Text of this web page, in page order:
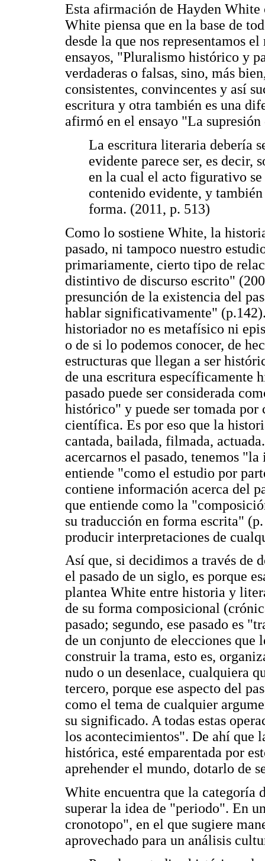
Esta afirmación de Hayden White
White piensa que en la base de
desde la que nos representamos
ensayos, "Pluralismo histórico y
verdaderas o falsas, sino, más
consistentes, convincentes y así
escritura y otra también es una
afirmó en el ensayo "La
La escritura literaria debería
evidente parece ser, es decir,
en la cual el acto figurativo
contenido evidente, y
forma. (2011, p. 513)
Como lo sostiene White, la
pasado, ni tampoco nuestro
primariamente, cierto tipo de
distintivo de discurso escrito"
presunción de la existencia del
hablar significativamente"
historiador no es metafísico ni
o de si lo podemos conocer, de
estructuras que llegan a ser
de una escritura específicamente
pasado puede ser considerada
histórico" y puede ser tomada
científica. Es por eso que la
cantada, bailada, filmada,
acercarnos el pasado, tenemos
entiende "como el estudio por
contiene información acerca del
que entiende como la
su traducción en forma escrita"
producir interpretaciones de
Así que, si decidimos a través de
el pasado de un siglo, es porque
plantea White entre historia y
de su forma composicional
pasado; segundo, ese pasado es
de un conjunto de elecciones que
construir la trama, esto es,
nudo o un desenlace, cualquiera
tercero, porque ese aspecto del
como el tema de cualquier
su significado. A todas estas
los acontecimientos". De ahí que
histórica, esté emparentada por
aprehender el mundo, dotarlo de
White encuentra que la categoría
superar la idea de "periodo". En
cronotopo", en el que sugiere
aprovechado para un análisis